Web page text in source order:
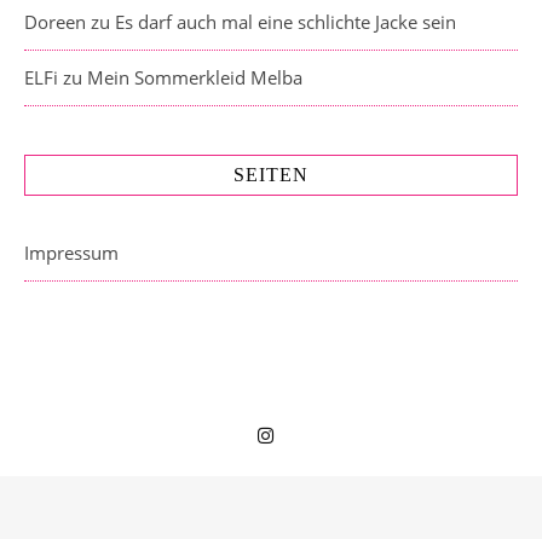
Doreen zu Es darf auch mal eine schlichte Jacke sein
ELFi zu Mein Sommerkleid Melba
SEITEN
Impressum